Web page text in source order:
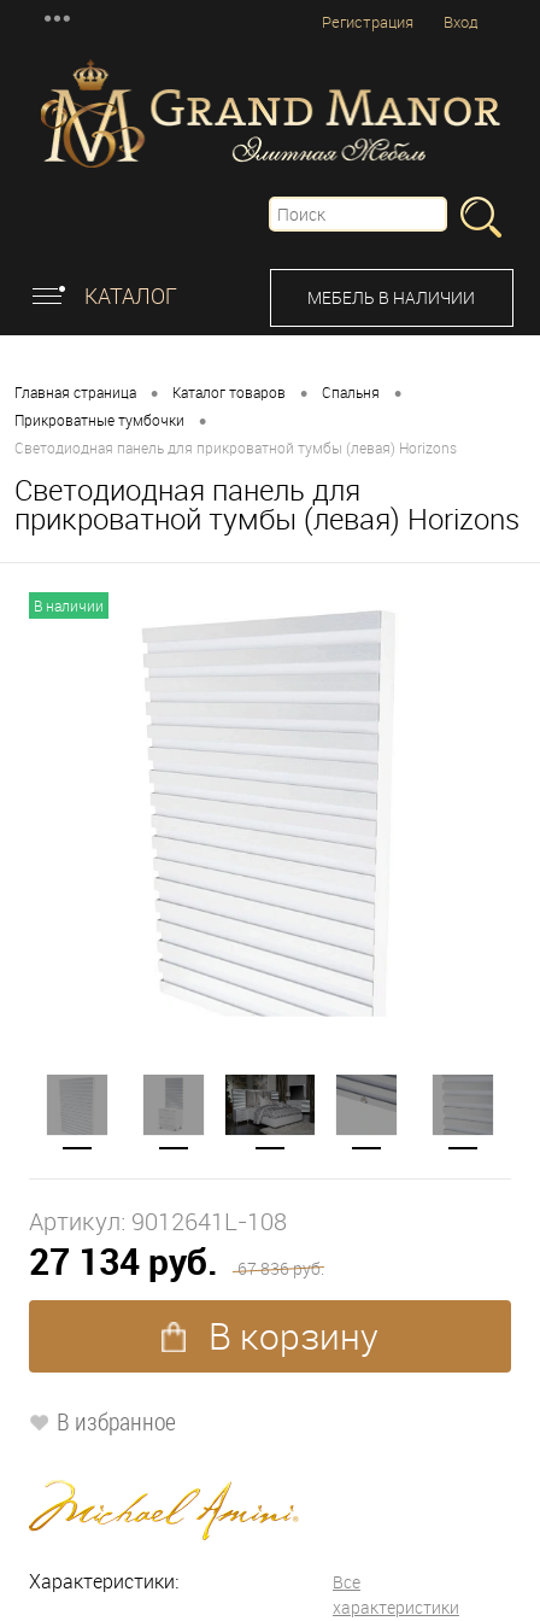
Вход
Регистрация
КАТАЛОГ МЕБЕЛЬ В НАЛИЧИИ
Главная страница • Каталог товаров • Спальня •
Прикроватные тумбочки •
Светодиодная панель для прикроватной тумбы (левая) Horizons
Светодиодная панель для
прикроватной тумбы (левая) Horizons
В наличии
Артикул: 9012641L-108
27 134 руб. 67 836 руб.
В корзину
В избранное
Характеристики:
Все
характеристики